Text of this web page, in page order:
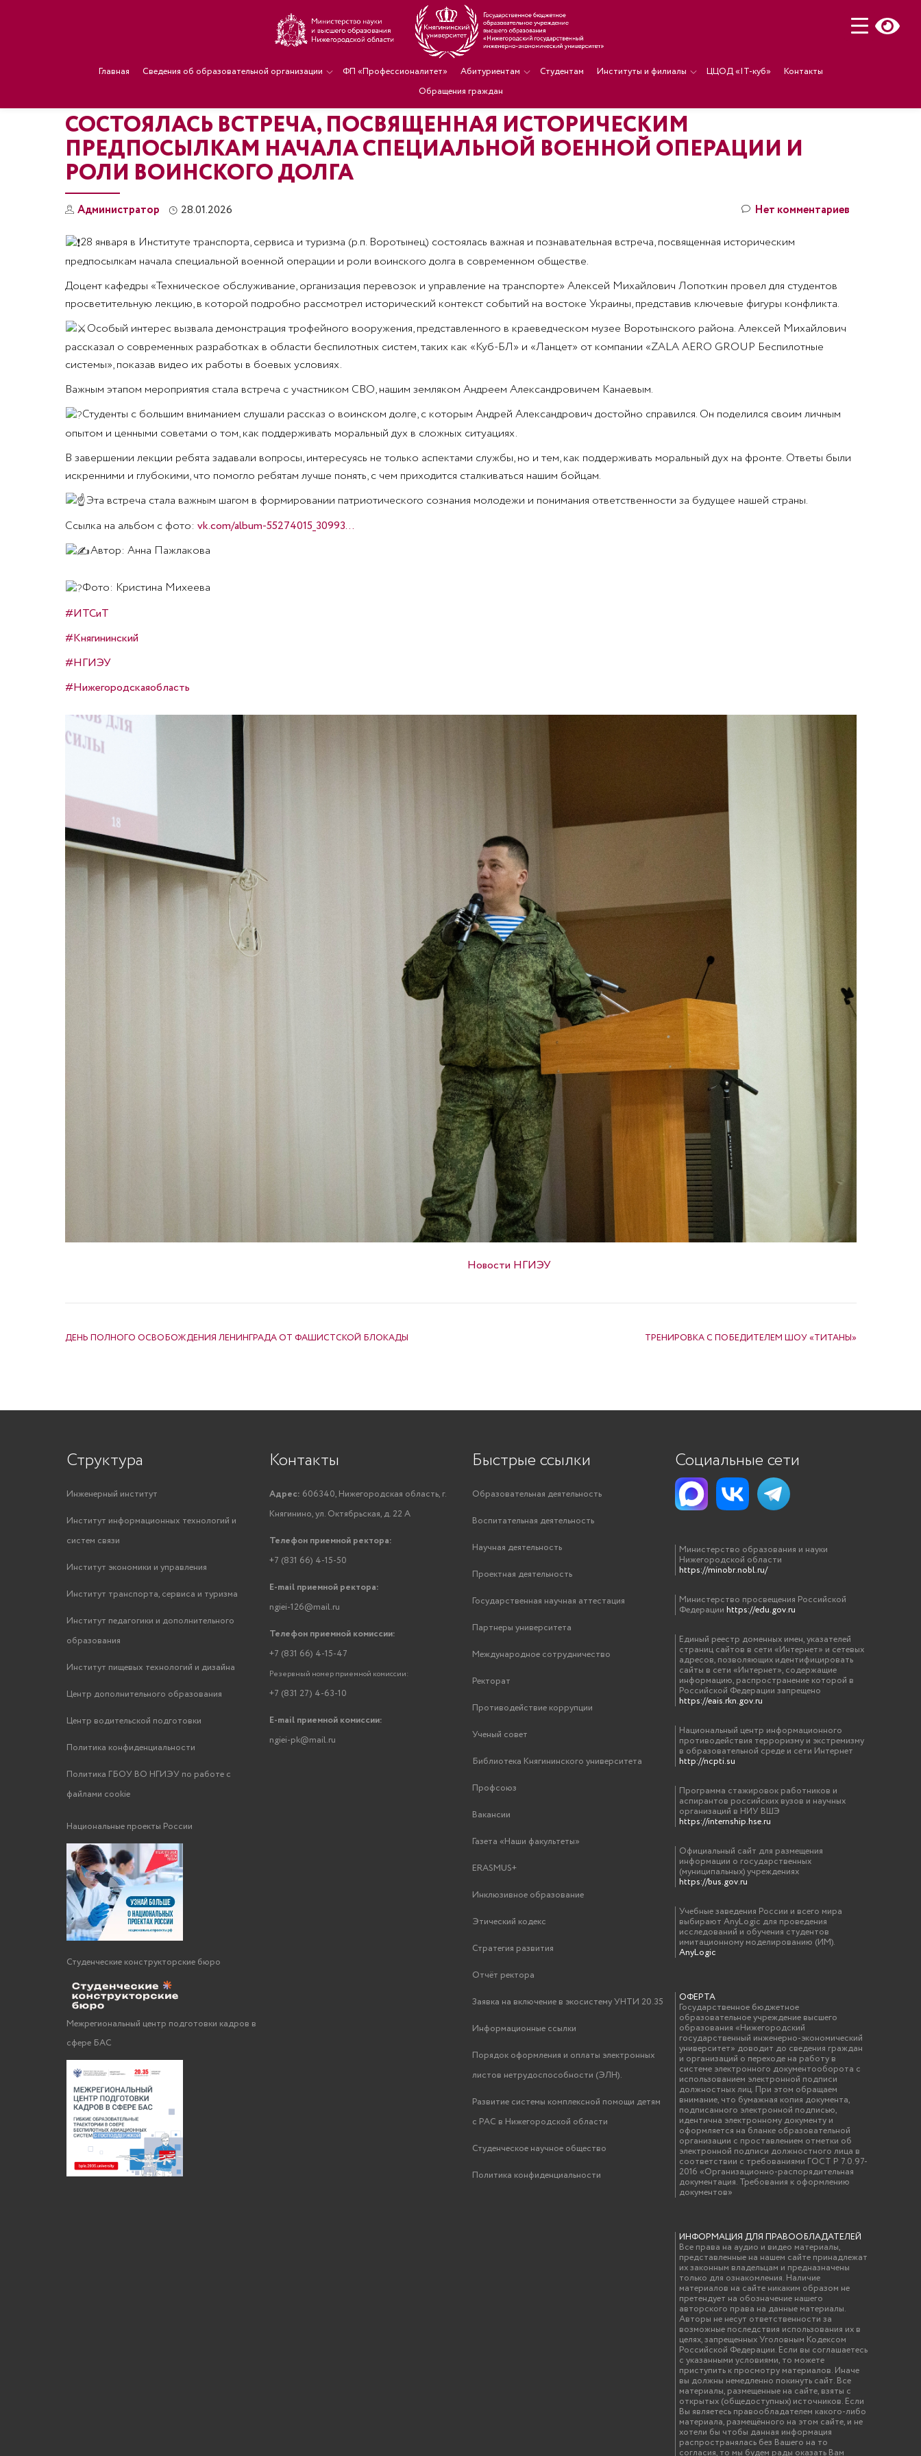
Главная Сведения об образовательной организации ФП «Профессионалитет» Абитуриентам Студентам Институты и филиалы ЦЦОД «IT-куб»
Контакты
Обращения граждан
СОСТОЯЛАСЬ ВСТРЕЧА, ПОСВЯЩЕННАЯ ИСТОРИЧЕСКИМ
ПРЕДПОСЫЛКАМ НАЧАЛА СПЕЦИАЛЬНОЙ ВОЕННОЙ ОПЕРАЦИИ И
РОЛИ ВОИНСКОГО ДОЛГА
Администратор 28.01.2026 Нет комментариев
28 января в Институте транспорта, сервиса и туризма (р.п. Воротынец) состоялась важная и познавательная встреча, посвященная историческим
предпосылкам начала специальной военной операции и роли воинского долга в современном обществе.
Доцент кафедры «Техническое обслуживание, организация перевозок и управление на транспорте» Алексей Михайлович Лопоткин провел для студентов
просветительную лекцию, в которой подробно рассмотрел исторический контекст событий на востоке Украины, представив ключевые фигуры конфликта.
Особый интерес вызвала демонстрация трофейного вооружения, представленного в краеведческом музее Воротынского района. Алексей Михайлович
рассказал о современных разработках в области беспилотных систем, таких как «Куб-БЛ» и «Ланцет» от компании «ZALA AERO GROUP Беспилотные
системы», показав видео их работы в боевых условиях.
Важным этапом мероприятия стала встреча с участником СВО, нашим земляком Андреем Александровичем Канаевым.
Студенты с большим вниманием слушали рассказ о воинском долге, с которым Андрей Александрович достойно справился. Он поделился своим личным
опытом и ценными советами о том, как поддерживать моральный дух в сложных ситуациях.
В завершении лекции ребята задавали вопросы, интересуясь не только аспектами службы, но и тем, как поддерживать моральный дух на фронте. Ответы были
искренними и глубокими, что помогло ребятам лучше понять, с чем приходится сталкиваться нашим бойцам.
Эта встреча стала важным шагом в формировании патриотического сознания молодежи и понимания ответственности за будущее нашей страны.
Ссылка на альбом с фото: vk.com/album-55274015_30993…
Автор: Анна Пажлакова
Фото: Кристина Михеева
#ИТСиТ
#Княгининский
#НГИЭУ
#Нижегородскаяобласть
Новости НГИЭУ
ДЕНЬ ПОЛНОГО ОСВОБОЖДЕНИЯ ЛЕНИНГРАДА ОТ ФАШИСТСКОЙ БЛОКАДЫ ТРЕНИРОВКА С ПОБЕДИТЕЛЕМ ШОУ «ТИТАНЫ»
Структура
Инженерный институт
Институт информационных технологий и
систем связи
Институт экономики и управления
Институт транспорта, сервиса и туризма
Институт педагогики и дополнительного
образования
Институт пищевых технологий и дизайна
Центр дополнительного образования
Центр водительской подготовки
Политика конфиденциальности
Политика ГБОУ ВО НГИЭУ по работе с
файлами cookie
Национальные проекты России
Студенческие конструкторские бюро
Межрегиональный центр подготовки кадров в
сфере БАС
Контакты
Адрес: 606340, Нижегородская область, г.
Княгинино, ул. Октябрьская, д. 22 А
Телефон приемной ректора:
+7 (831 66) 4-15-50
E-mail приемной ректора:
ngiei-126@mail.ru
Телефон приемной комиссии:
+7 (831 66) 4-15-47
Резервный номер приемной комиссии:
+7 (831 27) 4-63-10
E-mail приемной комиссии:
ngiei-pk@mail.ru
Быстрые ссылки
Образовательная деятельность
Воспитательная деятельность
Научная деятельность
Проектная деятельность
Государственная научная аттестация
Партнеры университета
Международное сотрудничество
Ректорат
Противодействие коррупции
Ученый совет
Библиотека Княгининского университета
Профсоюз
Вакансии
Газета «Наши факультеты»
ERASMUS+
Инклюзивное образование
Этический кодекс
Стратегия развития
Отчёт ректора
Заявка на включение в экосистему УНТИ 20.35
Информационные ссылки
Порядок оформления и оплаты электронных
листов нетрудоспособности (ЭЛН).
Развитие системы комплексной помощи детям
с РАС в Нижегородской области
Студенческое научное общество
Политика конфиденциальности
Социальные сети
Министерство образования и науки
Нижегородской области
https://minobr.nobl.ru/
Министерство просвещения Российской
Федерации https://edu.gov.ru
Единый реестр доменных имен, указателей
страниц сайтов в сети «Интернет» и сетевых
адресов, позволяющих идентифицировать
сайты в сети «Интернет», содержащие
информацию, распространение которой в
Российской Федерации запрещено
https://eais.rkn.gov.ru
Национальный центр информационного
противодействия терроризму и экстремизму
в образовательной среде и сети Интернет
http://ncpti.su
Программа стажировок работников и
аспирантов российских вузов и научных
организаций в НИУ ВШЭ
https://internship.hse.ru
Официальный сайт для размещения
информации о государственных
(муниципальных) учреждениях
https://bus.gov.ru
Учебные заведения России и всего мира
выбирают AnyLogic для проведения
исследований и обучения студентов
имитационному моделированию (ИМ).
AnyLogic
ОФЕРТА
Государственное бюджетное
образовательное учреждение высшего
образования «Нижегородский
государственный инженерно-экономический
университет» доводит до сведения граждан
и организаций о переходе на работу в
системе электронного документооборота с
использованием электронной подписи
должностных лиц. При этом обращаем
внимание, что бумажная копия документа,
подписанного электронной подписью,
идентична электронному документу и
оформляется на бланке образовательной
организации с проставлением отметки об
электронной подписи должностного лица в
соответствии с требованиями ГОСТ Р 7.0.97-
2016 «Организационно-распорядительная
документация. Требования к оформлению
документов»
ИНФОРМАЦИЯ ДЛЯ ПРАВООБЛАДАТЕЛЕЙ
Все права на аудио и видео материалы,
представленные на нашем сайте принадлежат
их законным владельцам и предназначены
только для ознакомления. Наличие
материалов на сайте никаким образом не
претендует на обозначение нашего
авторского права на данные материалы.
Авторы не несут ответственности за
возможные последствия использования их в
целях, запрещенных Уголовным Кодексом
Российской Федерации. Если вы соглашаетесь
с указанными условиями, то можете
приступить к просмотру материалов. Иначе
вы должны немедленно покинуть сайт. Все
материалы, размещенные на сайте, взяты с
открытых (общедоступных) источников. Если
Вы являетесь правообладателем какого-либо
материала, размещённого на этом сайте, и не
хотели бы чтобы данная информация
распространялась без Вашего на то
согласия, то мы будем рады оказать Вам